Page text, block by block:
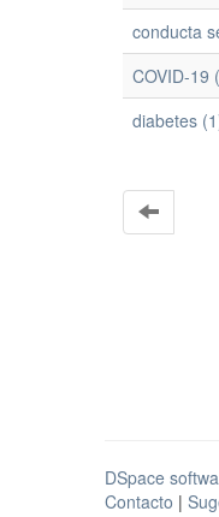
conducta
COVID-19
diabetes
DSpace
Contacto |